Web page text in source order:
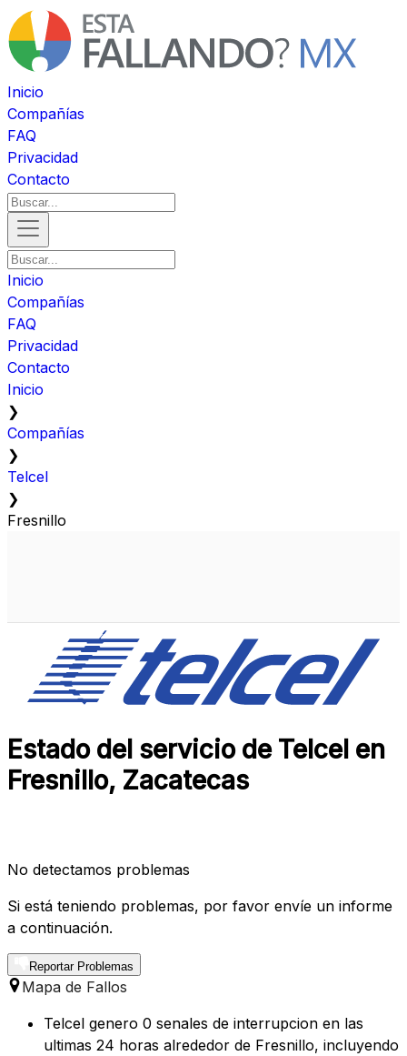
Inicio
Compañías
FAQ
Privacidad
Contacto
Inicio
Compañías
FAQ
Privacidad
Contacto
Inicio
❯
Compañías
❯
Telcel
❯
Fresnillo
Estado del servicio de Telcel en
Fresnillo, Zacatecas
No detectamos problemas
Si está teniendo problemas, por favor envíe un informe
a continuación.
Reportar Problemas
Mapa de Fallos
Telcel genero 0 senales de interrupcion en las
ultimas 24 horas alrededor de Fresnillo, incluyendo